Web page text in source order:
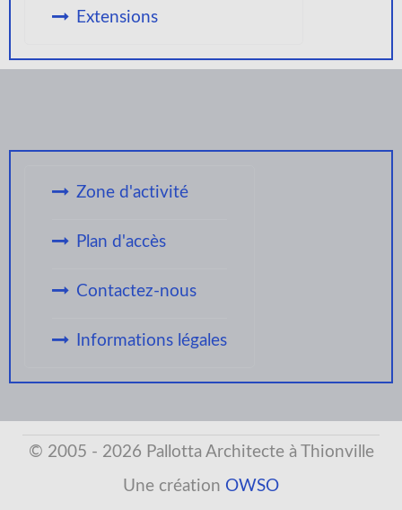
Extensions
Zone d'activité
Plan d'accès
Contactez-nous
Informations légales
© 2005 - 2026 Pallotta Architecte à Thionville
Une création OWSO